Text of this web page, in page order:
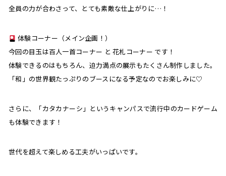
全員の力が合わさって、とても素敵な仕上がりに…！
体験コーナー（メイン企画！）
今回の目玉は百人一首コーナー と 花札コーナー です！
体験できるのはもちろん、迫力満点の展示もたくさん制作しました。
「和」の世界観たっぷりのブースになる予定なのでお楽しみに♡
さらに、「カタカナーシ」というキャンパスで流行中のカードゲーム
も体験できます！
世代を超えて楽しめる工夫がいっぱいです。